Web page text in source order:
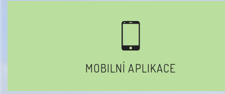
MOBILNÍ APLIKACE